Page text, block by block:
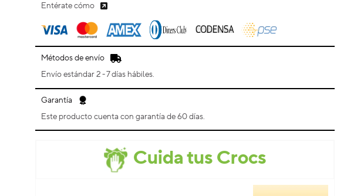
Entérate cómo
Métodos de envío
Envío estándar 2 - 7 días hábiles.
Garantía
Este producto cuenta con garantía de 60 días.
Cuida tus Crocs